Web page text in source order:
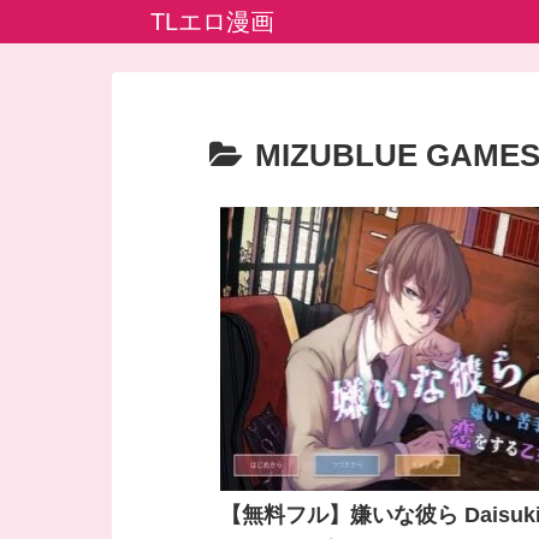
TLエロ漫画
MIZUBLUE GAMES
【無料フル】嫌いな彼ら